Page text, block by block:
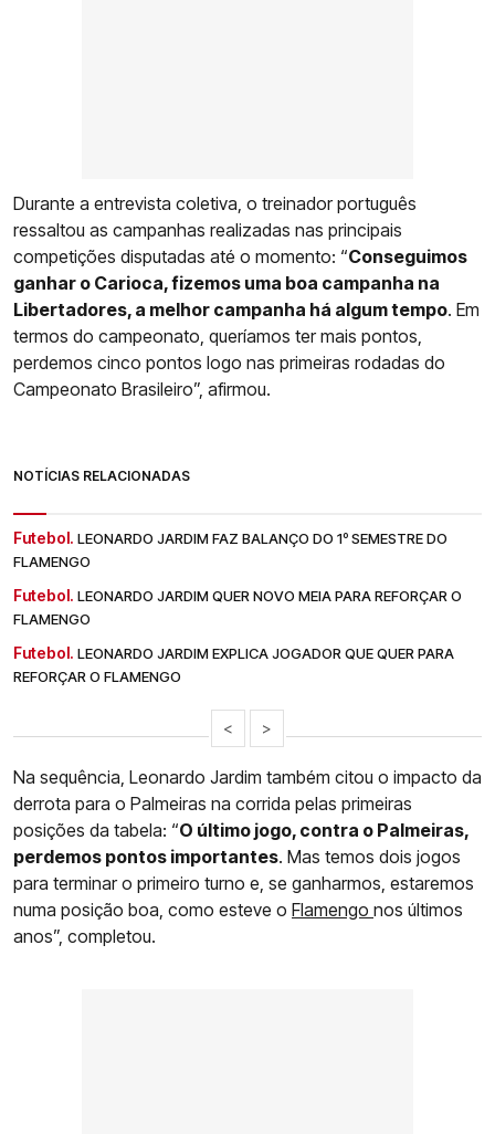
Durante a entrevista coletiva, o treinador português
ressaltou as campanhas realizadas nas principais
competições disputadas até o momento: “Conseguimos
ganhar o Carioca, fizemos uma boa campanha na
Libertadores, a melhor campanha há algum tempo. Em
termos do campeonato, queríamos ter mais pontos,
perdemos cinco pontos logo nas primeiras rodadas do
Campeonato Brasileiro”, afirmou.
NOTÍCIAS RELACIONADAS
Futebol. LEONARDO JARDIM FAZ BALANÇO DO 1º SEMESTRE DO
FLAMENGO
Futebol. LEONARDO JARDIM QUER NOVO MEIA PARA REFORÇAR O
FLAMENGO
Futebol. LEONARDO JARDIM EXPLICA JOGADOR QUE QUER PARA
REFORÇAR O FLAMENGO
< >
Na sequência, Leonardo Jardim também citou o impacto da
derrota para o Palmeiras na corrida pelas primeiras
posições da tabela: “O último jogo, contra o Palmeiras,
perdemos pontos importantes. Mas temos dois jogos
para terminar o primeiro turno e, se ganharmos, estaremos
numa posição boa, como esteve o Flamengo nos últimos
anos”, completou.